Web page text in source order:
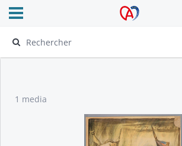
Archives Alsace - Colmar
Ouvrir le menu déroulant
1 media